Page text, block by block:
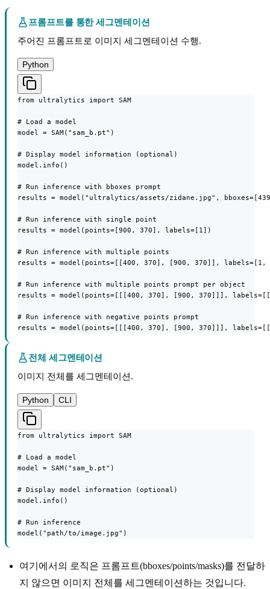
프롬프트를 통한 세그멘테이션
주어진 프롬프트로 이미지 세그멘테이션 수행.
Python
from ultralytics import SAM
# Load a model
model = SAM("sam_b.pt")
# Display model information (optional)
model.info()
# Run inference with bboxes prompt
results = model("ultralytics/assets/zidane.jpg",
# Run inference with single point
results = model(points=[900, 370], labels=[1])
# Run inference with multiple points
results = model(points=[[400, 370], [900, 370]],
# Run inference with multiple points prompt per object
results = model(points=[[[400, 370], [900, 370]]],
# Run inference with negative points prompt
results = model(points=[[[400, 370], [900, 370]]],
전체 세그멘테이션
이미지 전체를 세그멘테이션.
Python CLI
from ultralytics import SAM
# Load a model
model = SAM("sam_b.pt")
# Display model information (optional)
model.info()
# Run inference
model("path/to/image.jpg")
여기에서의 로직은 프롬프트(bboxes/points/masks)를 전달하
지 않으면 이미지 전체를 세그멘테이션하는 것입니다.